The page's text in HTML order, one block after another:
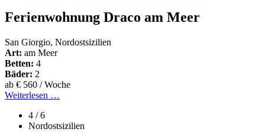
Ferienwohnung Draco am Meer
San Giorgio, Nordostsizilien
Art: am Meer
Betten: 4
Bäder: 2
ab € 560 / Woche
Weiterlesen …
4 / 6
Nordostsizilien